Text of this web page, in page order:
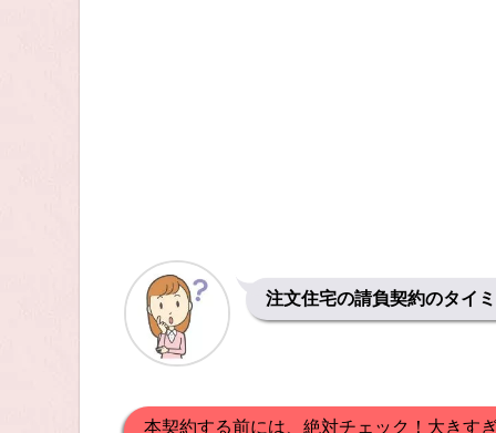
注文住宅の請負契約のタイ
本契約する前には、絶対チェック！大きす